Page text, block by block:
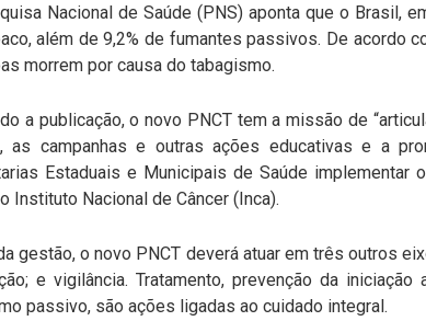
Nacional de Saúde (PNS) aponta que o Brasil,
além de 9,2% de fumantes passivos. De acordo
morrem por causa do tabagismo.
a publicação, o novo PNCT tem a missão de
as campanhas e outras ações educativas e a
Estaduais e Municipais de Saúde implementar
Instituto Nacional de Câncer (Inca).
gestão, o novo PNCT deverá atuar em três outros
e vigilância. Tratamento, prevenção da
passivo, são ações ligadas ao cuidado integral.